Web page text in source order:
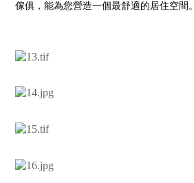
傢俱，能為您營造一個最舒適的居住空間。